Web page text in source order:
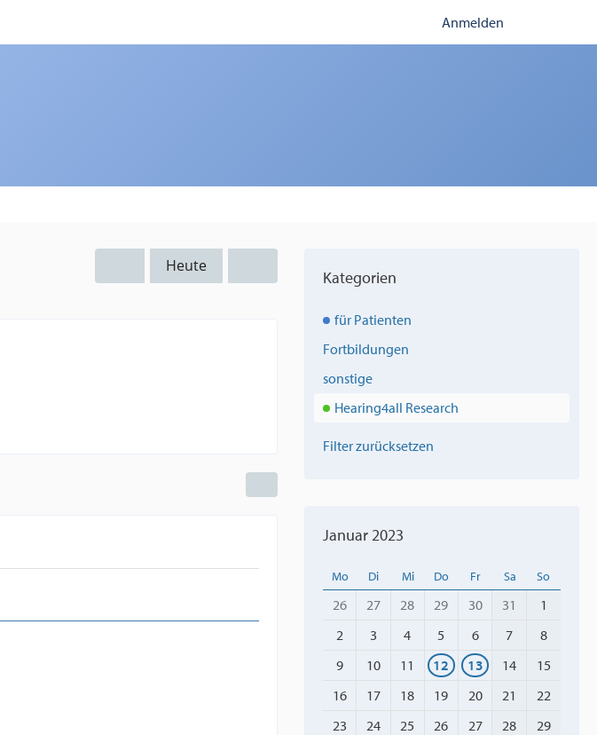
Anmelden
Heute
Kategorien
für Patienten
Fortbildungen
sonstige
Hearing4all Research
Filter zurücksetzen
Januar 2023
Mo Di Mi Do Fr Sa So
26 27 28 29 30 31
1
2
3 4 5 6 7
8
9
10 11 12 13 14
15
16
17 18 19 20 21
22
23
24 25 26 27 28
29